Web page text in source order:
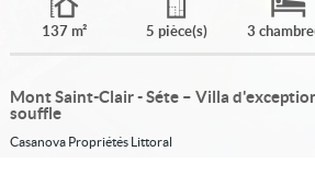
137 m² 5 pièce(s) 3
Mont Saint-Clair - Séte – Villa
souffle
Casanova Propriétés Littoral